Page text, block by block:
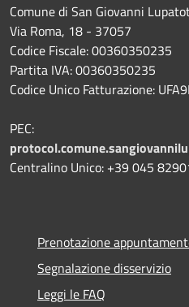
Comune di San Giovanni
Via Roma, 18 - 37057
Codice Fiscale: 00360350235
Partita IVA: 00360350235
Codice Unico Fatturazione:
PEC:
Centralino Unico: +39 045
Prenotazione
Segnalazione disservizio
Leggi le FAQ